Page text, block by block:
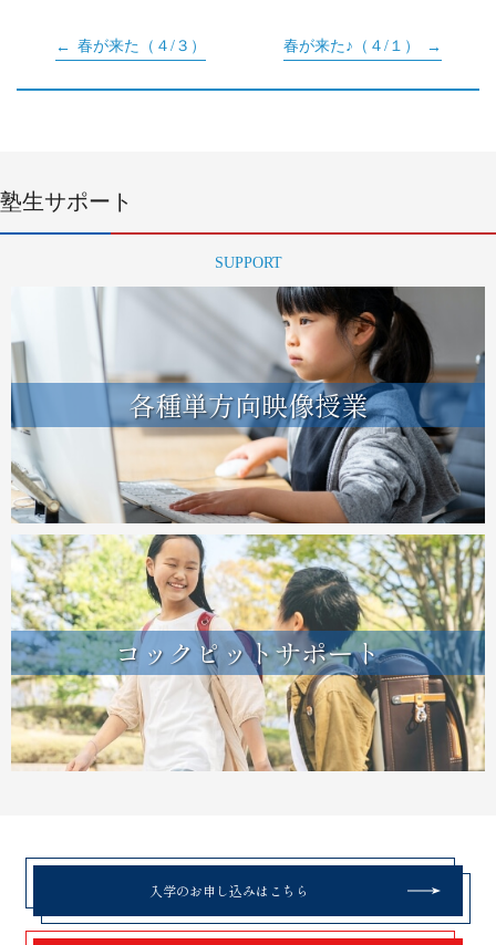
春が来た（４/３） 春が来た♪（４/１）
塾生サポート
SUPPORT
各種単方向映像授業
コックピットサポート
入学のお申し込みはこちら